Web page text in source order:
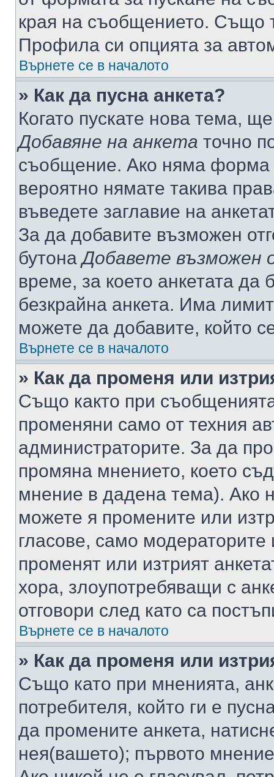
края на съобщението. Също
Профила си опцията за
Върнете се в началото
» Как да пусна анкета?
Когато пускате нова тема,
Добавяне на анкета точно
съобщение. Ако няма форма
вероятно нямате такива
въведете заглавие на
За да добавите възможен
бутонаДобавете възможен
време, за което анкетата да
безкрайна анкета. Има
можете да добавите, който
Върнете се в началото
» Как да променя или
Също както при
променяни само от техния
администраторите. За да
промяна мнението, което
мнение в дадена тема). Ако
можете я промените или
гласове, само
променят или изтрият
хора, злоупотребяващи с
отговори след като са
Върнете се в началото
» Как да променя или
Също като при мненията,
потребителя, който ги е
да промените анкета,
нея(вашето); първото